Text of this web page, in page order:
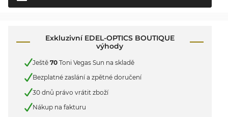
Exkluzivní EDEL-OPTICS BOUTIQUE
výhody
Ještě 70 Toni Vegas Sun na skladě
Bezplatné zaslání a zpětné doručení
30 dnů právo vrátit zboží
Nákup na fakturu